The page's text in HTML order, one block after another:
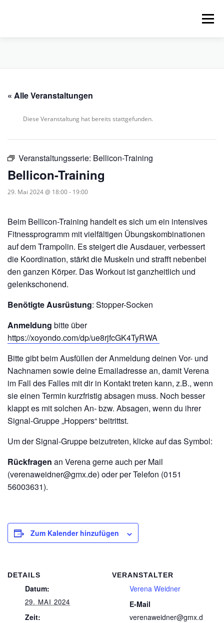
Menü
VERLEIH, TOUREN UND SUP
« Alle Veranstaltungen
Diese Veranstaltung hat bereits stattgefunden.
Veranstaltungsserie: Bellicon-Training
Bellicon-Training
29. Mai 2024 @ 18:00- 19:00
Beim Bellicon-Training handelt es sich um ein intensives
Fitnessprogramm mit vielfältigen Übungskombinationen
auf dem Trampolin. Es steigert die Ausdauer, verbessert
die Koordination, stärkt die Muskeln und strafft nebenbei
den ganzen Körper. Das Workout ist ganzheitlich und
gelenkschonend.
Benötigte Ausrüstung: Stopper-Socken
Anmeldung bitte über
https://xoyondo.com/dp/ue8rjfcGK4TyRWA
Bitte gibt beim Ausfüllen der Anmeldung deinen Vor- und
Nachnamen sowie deine Emailadresse an, damit Verena
im Fall des Falles mit dir in Kontakt treten kann, z.B., wenn
sie einen Termin kurzfristig absagen muss. Noch besser
klappt es mit solchen An- bzw. Absagen, wenn du ihrer
Signal-Gruppe „Hoppers“ beitrittst.
Um der Signal-Gruppe beizutreten, klicke auf das Symbol:
Rückfragen an Verena gerne auch per Mail
(verenaweidner@gmx.de) oder per Telefon (0151
56003631).
Zum Kalender hinzufügen
DETAILS
Datum:
29. MAI 2024
Zeit:
VERANSTALTER
Verena Weidner
E-Mail
verenaweidner@gmx.d